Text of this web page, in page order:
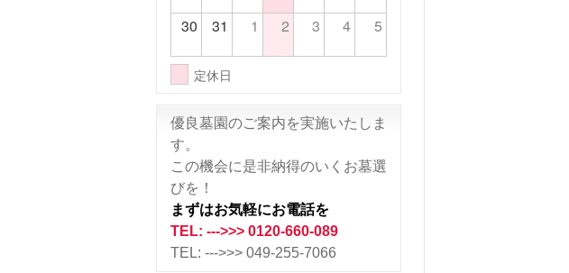
30 31 1 2 3 4 5
定休日
優良墓園のご案内を実施いたしま
す。
この機会に是非納得のいくお墓選
びを！
まずはお気軽にお電話を
TEL: --->>> 0120-660-089
TEL: --->>> 049-255-7066